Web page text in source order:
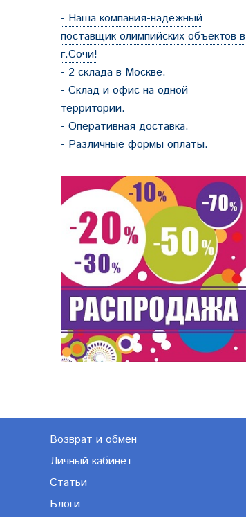
- Наша компания-надежный
поставщик олимпийских объектов в
г.Сочи!
- 2 склада в Москве.
- Склад и офис на одной
территории.
- Оперативная доставка.
- Различные формы оплаты.
Возврат и обмен
Личный кабинет
Статьи
Блоги